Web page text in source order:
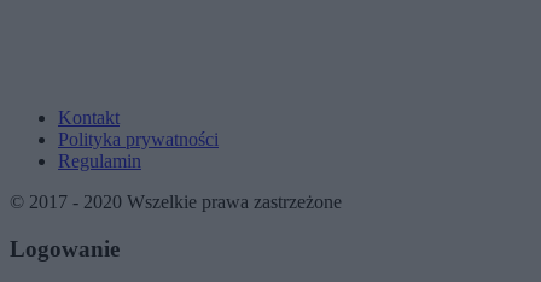
Kontakt
Polityka prywatności
Regulamin
© 2017 - 2020 Wszelkie prawa zastrzeżone
Logowanie